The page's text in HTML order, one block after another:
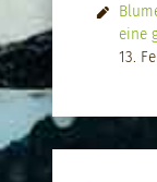
eine
13.